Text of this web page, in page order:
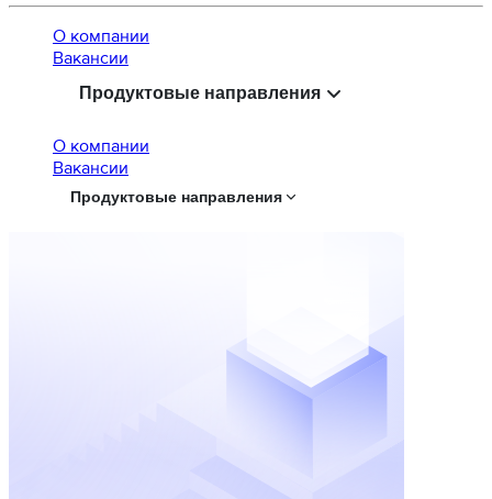
О компании
Вaкансии
Продуктовые направления
О компании
Вaкансии
Продуктовые направления